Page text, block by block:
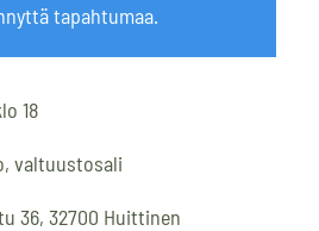
tapahtumaa.
18
valtuustosali
36, 32700 Huittinen